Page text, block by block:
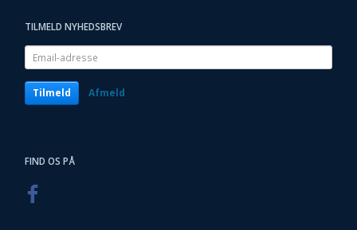
TILMELD NYHEDSBREV
Email-
adresse
Tilmeld Afmeld
FIND OS PÅ